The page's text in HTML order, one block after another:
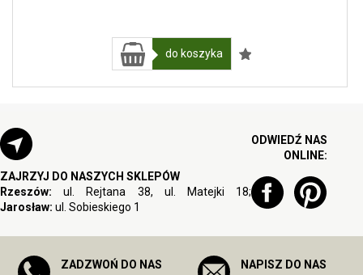
do koszyka
ZAJRZYJ DO NASZYCH SKLEPÓW
Rzeszów: ul. Rejtana 38, ul. Matejki 18;
Jarosław: ul. Sobieskiego 1
ODWIEDŹ NAS
ONLINE:
ZADZWOŃ DO NAS
NAPISZ DO NAS